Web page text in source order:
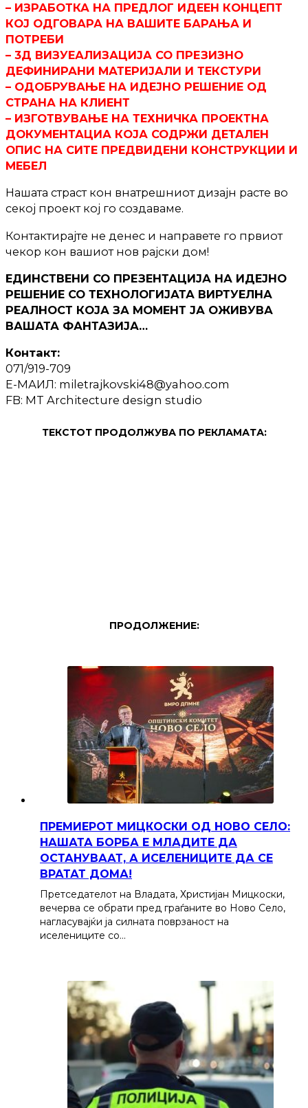
– ИЗРАБОТКА НА ПРЕДЛОГ ИДЕЕН КОНЦЕПТ
КОЈ ОДГОВАРА НА ВАШИТЕ БАРАЊА И
ПОТРЕБИ
– 3Д ВИЗУЕАЛИЗАЦИЈА СО ПРЕЗИЗНО
ДЕФИНИРАНИ МАТЕРИЈАЛИ И ТЕКСТУРИ
– ОДОБРУВАЊЕ НА ИДЕЈНО РЕШЕНИЕ ОД
СТРАНА НА КЛИЕНТ
– ИЗГОТВУВАЊЕ НА ТЕХНИЧКА ПРОЕКТНА
ДОКУМЕНТАЦИА КОЈА СОДРЖИ ДЕТАЛЕН
ОПИС НА СИТЕ ПРЕДВИДЕНИ КОНСТРУКЦИИ И
МЕБЕЛ
Нашата страст кон внатрешниот дизаjн раcте во
секоj проект коj го создаваме.
Контактираjте не денес и направете го првиот
чекор кон вашиот нов раjски дом!
ЕДИНСТВЕНИ СО ПРЕЗЕНТАЦИЈА НА ИДЕЈНО
РЕШЕНИЕ СО ТЕХНОЛОГИЈАТА ВИРТУЕЛНА
РЕАЛНОСТ КОЈА ЗА МОМЕНТ ЈА ОЖИВУВА
ВАШАТА ФАНТАЗИЈА…
Контакт:
071/919-709
Е-МАИЛ: miletrajkovski48@yahoo.com
FB: MT Architecture design studio
ТЕКСТОТ ПРОДОЛЖУВА ПО РЕКЛАМАТА:
ПРОДОЛЖЕНИЕ:
ПРЕМИЕРОТ МИЦКОСКИ ОД НОВО СЕЛО:
НАШАТА БОРБА Е МЛАДИТЕ ДА
ОСТАНУВААТ, А ИСЕЛЕНИЦИТЕ ДА СЕ
ВРАТАТ ДОМА!
Претседателот на Владата, Христијан Мицкоски,
вечерва се обрати пред граѓаните во Ново Село,
нагласувајќи ја силната поврзаност на
иселениците со…